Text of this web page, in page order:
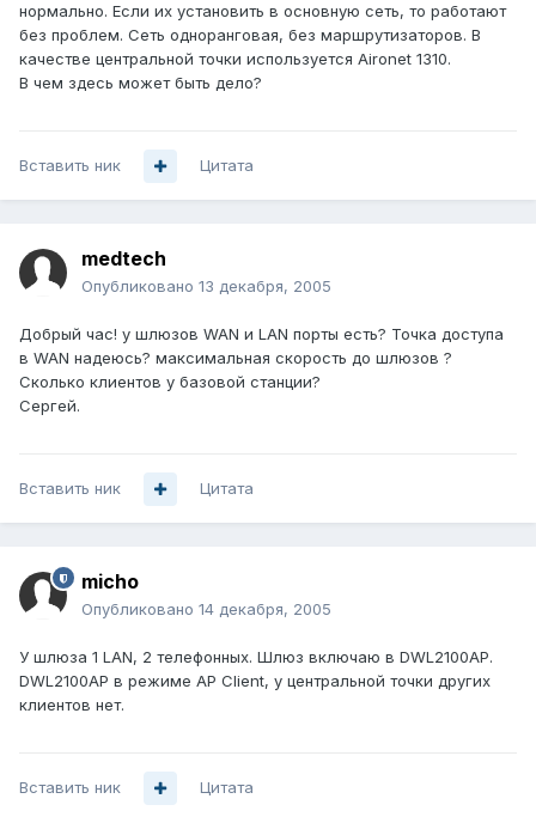
нормально. Если их установить в основную сеть, то работают
без проблем. Сеть одноранговая, без маршрутизаторов. В
качестве центральной точки используется Aironet 1310.
В чем здесь может быть дело?
Вставить ник Цитата
medtech
Опубликовано 13 декабря, 2005
Добрый час! у шлюзов WAN и LAN порты есть? Точка доступа
в WAN надеюсь? максимальная скорость до шлюзов ?
Сколько клиентов у базовой станции?
Сергей.
Вставить ник Цитата
micho
Опубликовано 14 декабря, 2005
У шлюза 1 LAN, 2 телефонных. Шлюз включаю в DWL2100AP.
DWL2100AP в режиме AP Client, у центральной точки других
клиентов нет.
Вставить ник Цитата